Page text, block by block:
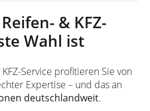
& KFZ-
Wahl ist
Service profitieren Sie von
Expertise – und das an
deutschlandweit.